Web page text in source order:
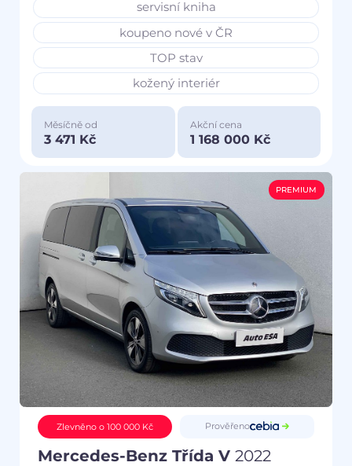
servisní kniha
koupeno nové v ČR
TOP stav
kožený interiér
Měsíčně od
3 471 Kč
Akční cena
1 168 000 Kč
PREMIUM
Zlevněno o 100 000 Kč Prověřeno
Mercedes-Benz Třída V 2022